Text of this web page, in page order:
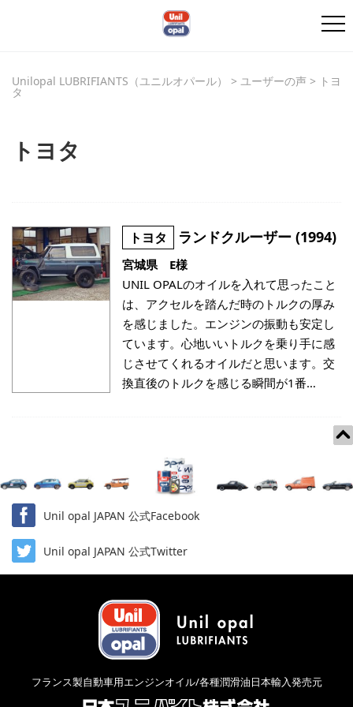
Unilopal LUBRIFIANTS（ユニルオパール） > ユーザーの声 > トヨ
タ
トヨタ
トヨタ ランドクルーザー (1994)
宮城県 E様
UNIL OPALのオイルを入れて思ったこと
は、アクセルを踏んだ時のトルクの厚み
を感じました。エンジンの振動も安定し
ています。心地いいトルクを乗り手に感
じさせてくれるオイルだと思います。交
換直後のトルクを感じる瞬間が1番…
Unil opal JAPAN 公式Facebook
Unil opal JAPAN 公式Twitter
フランス製自動車用エンジンオイル/各種潤滑油日本輸入発売元